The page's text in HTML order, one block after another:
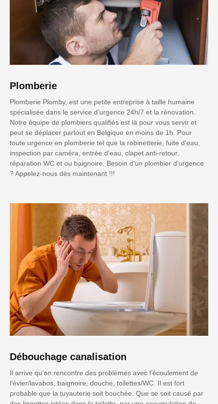
Plomberie
Plomberie Plomby, est une petite entreprise à taille humaine
spécialisée dans le service d’urgence 24h/7 et la rénovation.
Notre équipe de plombiers qualifiés est là pour vous servir et
peut se déplacer partout en Belgique en moins de 1h. Pour
toute urgence en plomberie tel que la robinetterie, fuite d'eau,
inspection par caméra, entrée d'eau, clapet anti-retour,
réparation WC et ou baignoire. Besoin d'un plombier d'urgence
? Appelez-nous dès maintenant !!!
Débouchage canalisation
Il arrive qu'on rencontre des problèmes avec l’écoulement de
l’évier/lavabos, baignoire, douche, toilettes/WC. Il est fort
probable que la tuyauterie soit bouchée. Que se soit causé par